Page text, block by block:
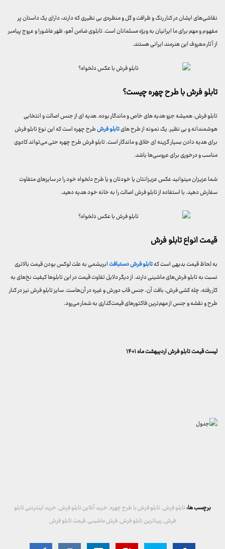
نقاشی‌های ایشان در کنار رنگ و ظرافت و گل و منظره‌ی بی نظیری که دارند، دارای یک داستان پر
مفهوم و مهم برای ما ایرانیان به ویژه مسلمانان است. تابلوی ضامن آهو، ظهر عاشورا و عروج پیامبر
از آثار معروف این هنرمند ایرانی هستند.
تابلو فرش با طرح چهره چیست؟
تابلو فرش، همیشه جزو هدیه های خاص و ماندگار بوده. هدیه ای از جنس اصالت و انتخابی
هوشمندانه و بی نظیر. یک نمونه از طرح هایتابلو فرشطرح چهره است که این نوع تابلو فرش
برای هدیه دادن بسیار گزینه ای خلاق و ماندگار است. تابلو فرش‌ طرح چهره حتی می‌تواند کادوی
مناسب و درخوری برای عروسی‌ها باشد.
شما عزیزان میتوانید عکس عزیزانتان یا خودتان و یا طرح دلخواه خود را در سایزهای متفاوت
سفارش دهید. با استفاده از تابلو فرش اصالت را به خانه خود هدیه دهید.
قیمت انواع تابلو فرش
به لحاظ قیمت بدیهی است کهتابلو فرش دستبافتابریشمی به علت لوکس بودن قیمت بالاتری
نسبت به تابلو فرش‌های ماشینی دارند. از دیگر دلایل تفاوت قیمت در این تابلوها کیفیت نخ‌های به
کار رفته، چله کشی فرش، بافت آن، جنس قاب دورش و غیره در آن‌هاست. سایز تابلو فرش نیز در کنار
طرح و نقشه و جنس از مهم‌ترین فاکتورهای قیمت‌گذاری به شمار می‌رود.
لیست قیمت تابلو فرش اردیبهشت ماه ۱۴۰۱
برچسب ها:تابلو فرش,تابلو فرش با طرح چهره,خرید آنلاین تابلو فرش,خرید اینترنتی تابلو
فرش,زیباترین تابلو فرش,فرش ماشینی,قیمت تابلو فرش